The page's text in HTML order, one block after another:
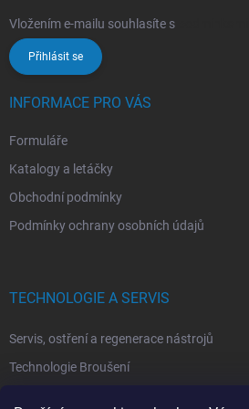
Vložením e-mailu souhlasíte s
Přihlásit se
INFORMACE PRO VÁS
Formuláře
Katalogy a letáčky
Obchodní podmínky
Podmínky ochrany osobních údajů
TECHNOLOGIE A SERVIS
Servis, ostření a regenerace nástrojů
Technologie Broušení